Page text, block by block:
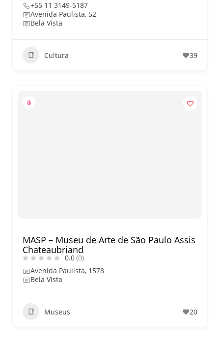
+55 11 3149-5187
Avenida Paulista, 52
Bela Vista
Cultura 39
MASP – Museu de Arte de São Paulo Assis
Chateaubriand
0.0(0)
Avenida Paulista, 1578
Bela Vista
Museus 20